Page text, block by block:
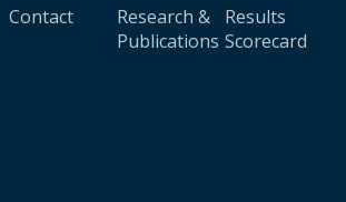
Contact
Research &
Publications
Results
Scorecard